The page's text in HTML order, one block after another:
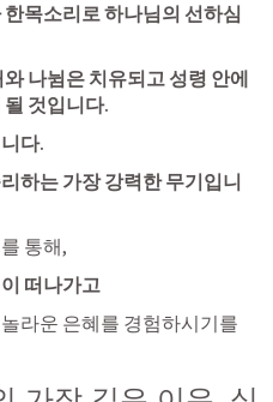
목소리로 하나님의 선하심
나뉨은 치유되고 성령 안에
것입니다.
다.
하는 가장 강력한 무기입니
통해,
떠나가고
라운 은혜를 경험하시기를